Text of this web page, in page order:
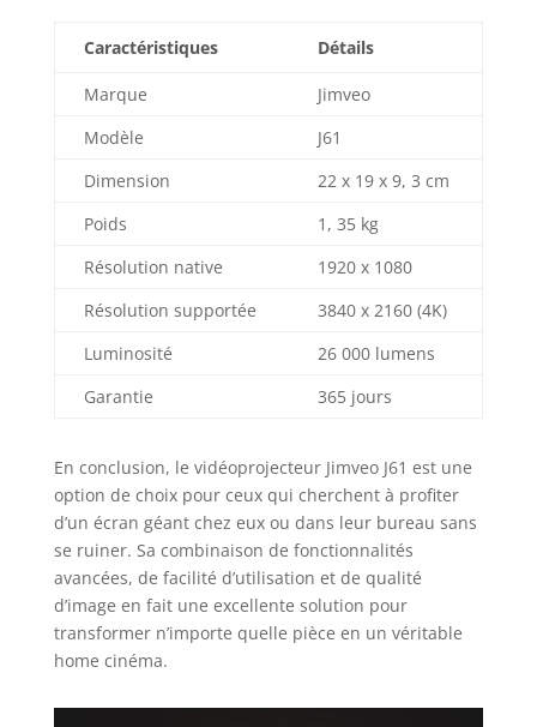
Bidirectionnel:Le
Jimveo J61 WiFi
équipé du WiFi 6 bi-
GHz, qui offre un
débit réseau
supérieur au WiFi 5
et permet de
et de jouer sans
dispose également
du Bluetooth 5.2
Fi 8W qui crée un
champ sonore
surround immersif
avec des effets
sonores
numériques
professionnels.
Supporte les
Caractéristiques Détails
Marque
Jimveo
Modèle
J61
Dimension
22 x 19 x 9, 3 cm
Poids
1, 35 kg
Résolution native
1920 x 1080
Résolution supportée
3840 x 2160 (4K)
Luminosité
26 000 lumens
Garantie
365 jours
En conclusion, le vidéoprojecteur Jimveo J61 est une
option de choix pour ceux qui cherchent à profiter
d’un écran géant chez eux ou dans leur bureau sans
se ruiner. Sa combinaison de fonctionnalités
avancées, de facilité d’utilisation et de qualité
d’image en fait une excellente solution pour
transformer n’importe quelle pièce en un véritable
home cinéma.